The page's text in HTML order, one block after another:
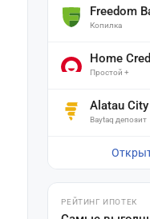
Freedom
Копилка
Home
Простой +
Alatau
Baytaq депозит
РЕЙТИНГ ИПОТЕК